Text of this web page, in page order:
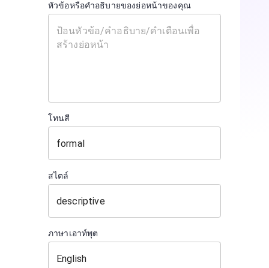
หัวข้อหรือคำอธิบายของย่อหน้าของคุณ
โทนสี
สไตล์
ภาษาเอาท์พุต